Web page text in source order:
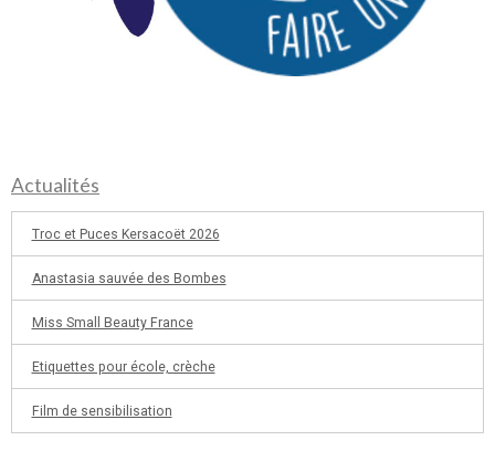
Actualités
Troc et Puces Kersacoët 2026
Anastasia sauvée des Bombes
Miss Small Beauty France
Etiquettes pour école, crèche
Film de sensibilisation